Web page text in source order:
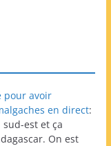
pour avoir
en direct:
sud-est et ça
On est